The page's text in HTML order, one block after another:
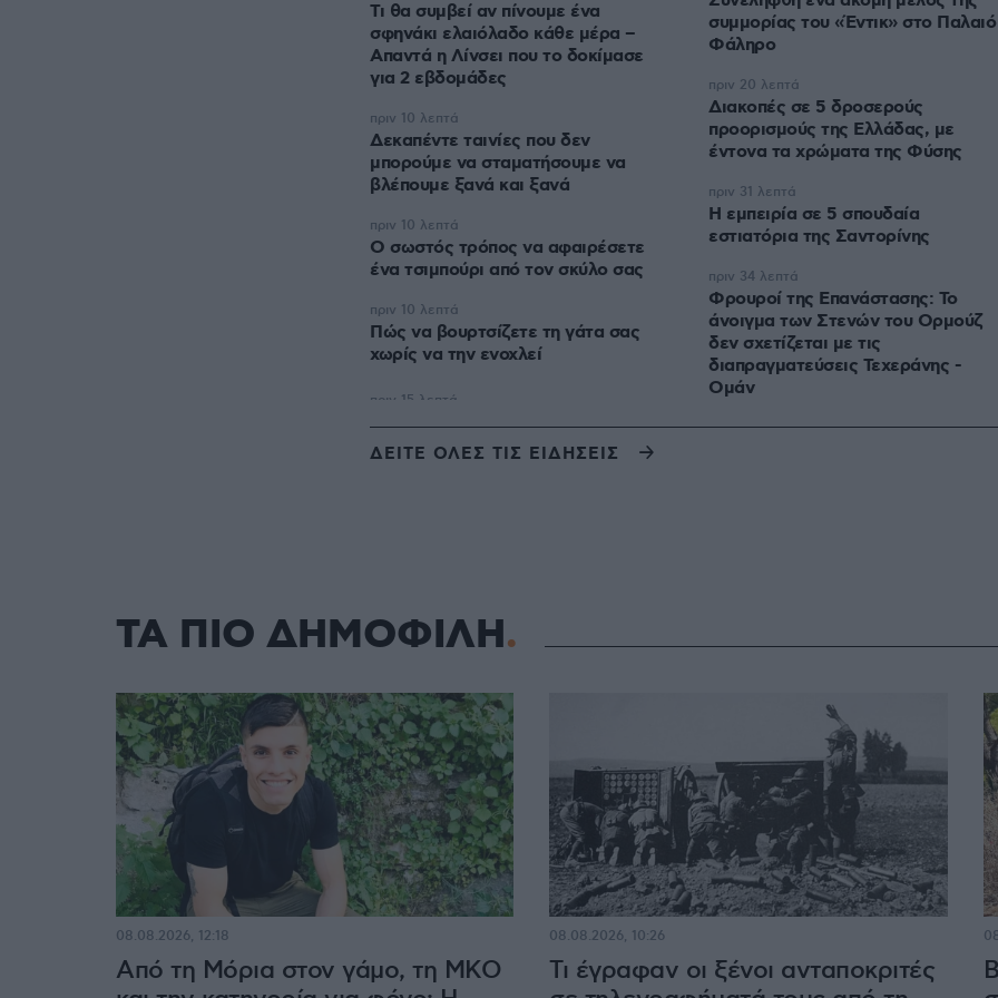
Τι θα συμβεί αν πίνουμε ένα
σφηνάκι ελαιόλαδο κάθε μέρα –
Απαντά η Λίνσει που το δοκίμασε
για 2 εβδομάδες
Δεκαπέντε ταινίες που δεν
μπορούμε να σταματήσουμε να
βλέπουμε ξανά και ξανά
πριν 10 λεπτά
Ο σωστός τρόπος να αφαιρέσετε
ένα τσιμπούρι από τον σκύλο σας
πριν 10 λεπτά
Πώς να βουρτσίζετε τη γάτα σας
χωρίς να την ενοχλεί
πριν 10 λεπτά
συμμορίας του «Έντικ» στο Παλαιό
Φάληρο
Διακοπές σε 5 δροσερούς
προορισμούς της Ελλάδας, με
έντονα τα χρώματα της Φύσης
πριν 20 λεπτά
Η εμπειρία σε 5 σπουδαία
εστιατόρια της Σαντορίνης
πριν 31 λεπτά
Φρουροί της Επανάστασης: Το
άνοιγμα των Στενών του Ορμούζ
δεν σχετίζεται με τις
διαπραγματεύσεις Τεχεράνης -
Ομάν
πριν 34 λεπτά
ΔΕΙΤΕ ΟΛΕΣ ΤΙΣ ΕΙΔΗΣΕΙΣ
ΤΑ ΠΙΟ ΔΗΜΟΦΙΛΗ
Από τη Μόρια στον γάμο, τη ΜΚΟ
08.08.2026, 12:18
Τι έγραφαν οι ξένοι ανταποκριτές
08.08.2026, 10:26